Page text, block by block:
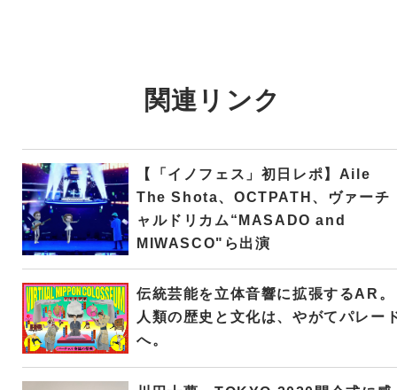
関連リンク
【「イノフェス」初日レポ】Aile
The Shota、OCTPATH、ヴァーチ
ャルドリカム“MASADO and
MIWASCO"ら出演
伝統芸能を立体音響に拡張するAR。
人類の歴史と文化は、やがてパレー
へ。